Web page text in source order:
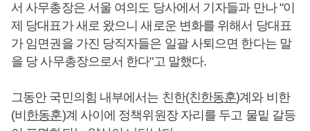
서 사무총장은 서울 여의도 당사에서 기자들과 만나 "이
제 당대표가 새로 왔으니 새로운 변화를 위해서 당대표
가 임면권을 가진 당직자들은 일괄 사퇴으면 한다는 말
을 당 사무총장으로서 한다"고 말했다.
그동안 국민의힘 내부에서는 친한(친한동훈)계와 비한
(비 한동훈)계 사이에 정책위원장 자리를 두고 물밑 갈등